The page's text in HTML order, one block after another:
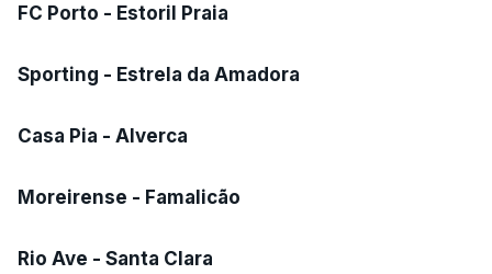
FC Porto - Estoril Praia
Sporting - Estrela da Amadora
Casa Pia - Alverca
Moreirense - Famalicão
Rio Ave - Santa Clara